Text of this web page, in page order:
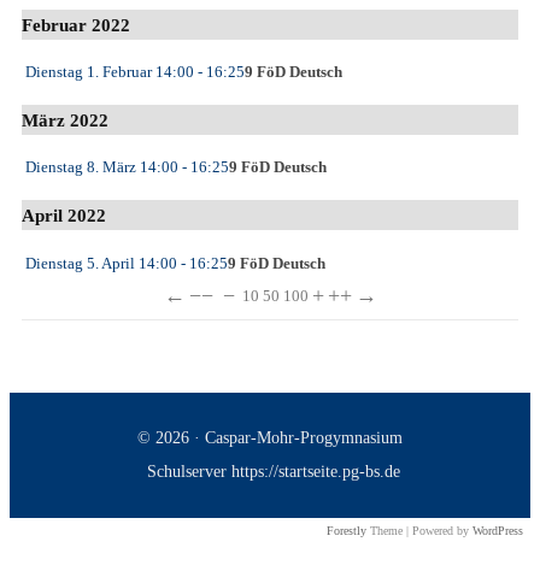
Februar 2022
Dienstag 1. Februar14:00 - 16:259 FöD Deutsch
März 2022
Dienstag 8. März 14:00 - 16:259 FöD Deutsch
April 2022
Dienstag 5. April 14:00 - 16:259 FöD Deutsch
← −− − 10 50 100 + ++ →
© 2026 · Caspar-Mohr-Progymnasium
Schulserver https://startseite.pg-bs.de
Forestly Theme | Powered by WordPress